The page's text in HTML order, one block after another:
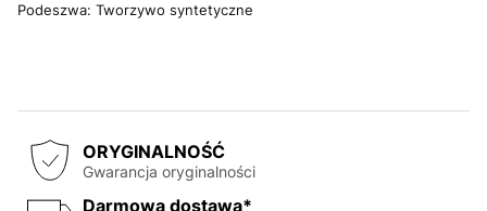
Podeszwa: Tworzywo syntetyczne
ORYGINALNOŚĆ
Gwarancja oryginalności
Darmowa dostawa*